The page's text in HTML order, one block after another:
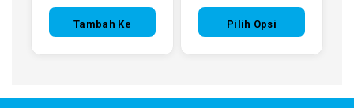
Tambah Ke
Pilih Opsi